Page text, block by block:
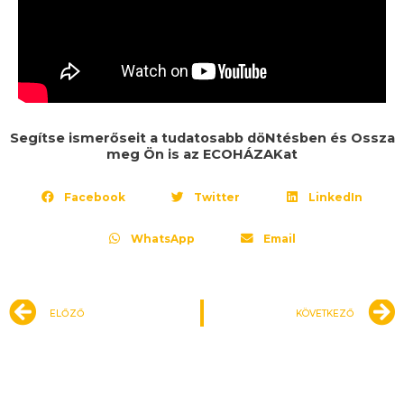
Segítse ismerőseit a tudatosabb döNtésben és Ossza
meg Ön is az ECOHÁZAKat
Facebook Twitter LinkedIn
WhatsApp Email
Előző
ELŐZŐ KÖVETKEZŐ